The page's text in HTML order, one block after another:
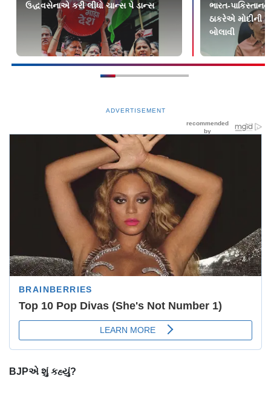
ઉદ્ધવસેનાએ કરી લીધો ચાન્સ પે ડાન્સ
ભારત-
ઠાકરેએ મોદીની
બોલાવી
ADVERTISEMENT
BJPએ શું કહ્યું?